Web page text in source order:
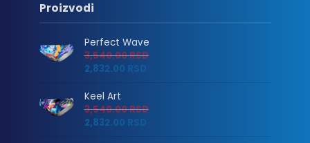
Proizvodi
Perfect Wave
3,540.00RSD
2,832.00 RSD
Keel Art
3,540.00RSD
2,832.00 RSD